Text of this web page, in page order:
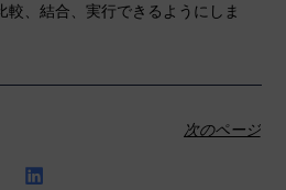
較、結合、実行できるようにしま
次のページ